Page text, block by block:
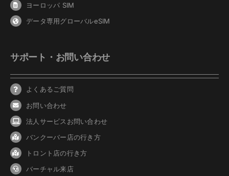
ヨーロッパ SIM
データ専用グローバルeSIM
サポート・お問い合わせ
よくあるご質問
お問い合わせ
法人サービスお問い合わせ
バンクーバー 店の行き方
トロント店の行き方
バーチャル来店